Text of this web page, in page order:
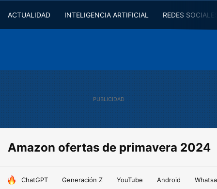
ACTUALIDAD INTELIGENCIA ARTIFICIAL REDES
Amazon ofertas de primavera 2024
HOY SE HABLA DE
ChatGPT Generación Z YouTube Android